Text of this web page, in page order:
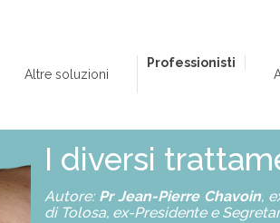
Altre soluzioni
Professionisti
I diversi
Autore: Pr Jean-Pierre Chavoin,
di Tolosa, ex-Presidente e